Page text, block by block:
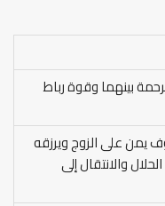
بينهما وقوة رباط
يمن على الزوج ويرزقه
والانتقال إلى